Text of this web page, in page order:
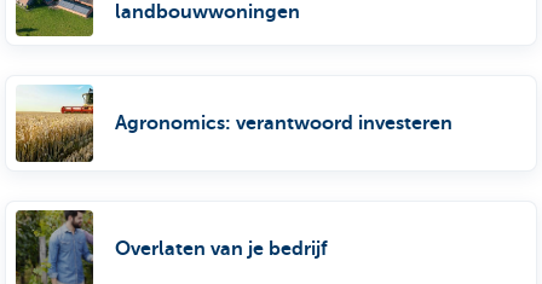
landbouwwoningen
Agronomics: verantwoord investeren
Overlaten van je bedrijf